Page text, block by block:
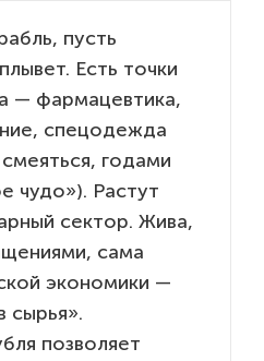
пусть
Есть точки
— фармацевтика,
спецодежда
годами
чудо»). Растут
сектор. Жива,
сама
экономики —
сырья».
позволяет